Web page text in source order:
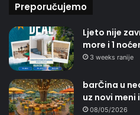
Preporučujemo
Ljeto nije
more i 1
3 weeks ranije
barČina u
uz novi meni
08/05/2026